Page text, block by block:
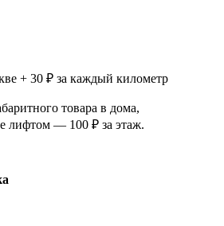
+ 30 ₽ за каждый километр
товара в дома,
лифтом — 100 ₽ за этаж.